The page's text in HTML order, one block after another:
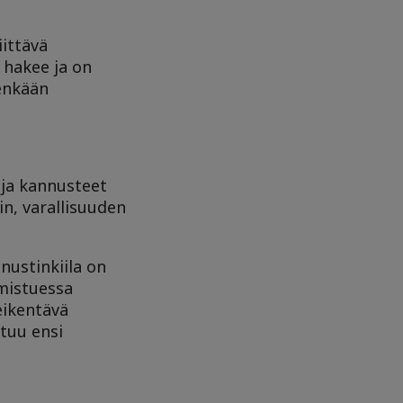
ja on
kannusteet
varallisuuden
on
ensi